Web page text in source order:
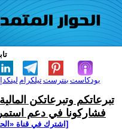
تيلكرامبنترست بودكاست
تبرعاتكم وتبرعاتكن
فشاركونا في دعم
[اشترك في قناة